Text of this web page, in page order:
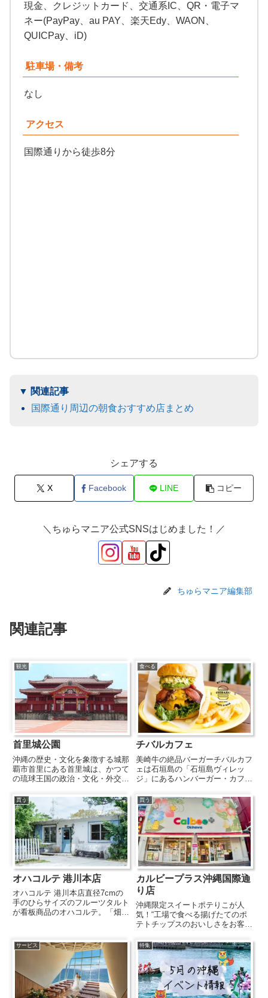
現金、クレジットカード、交通系IC、QR・電子マ
ネー(PayPay、au PAY、楽天Edy、WAON、
QUICPay、iD)
駐車場・備考
なし
アクセス
国際通りから徒歩8分
国際通り周辺の朝食おすすめ店まとめ
シェアする
X Facebook LINE コピー
＼ちゅらマニア公式SNSはじめました！／
ちゅらマニア編集部
関連記事
観光
首里城公園
沖縄の歴史・文化を象徴する城那
覇市首里にある首里城は、かつて
の琉球王国の政治・文化・外交の
きた城。現在は国営沖縄記念公園
の首里城地区(首里城公園)とし
て、その周辺の文化財とともに都
市公園となっています。首里城
公...
食べる
チバルカフェ
美崎牛の絶品バーガーチバルカフ
ェは石垣島の「石垣島ヴィレッ
ジ」にあるハンバーガー・カフェ
牛を使ったボリューム満点のジュ
ーシーなハンバーガーや、石垣産
の素材にこだわったメニューが味
わえます。注文が入ってから作り
始...
買う
オハコルテ 港川本店
オハコルテ 港川本店直径7cmの
手のひらサイズのフルーツタルト
が看板商品のオハコルテ。「畑か
ーに、沖縄県内のフルーツはもち
ろん県外のものまで旬のフルーツ
をタルトにして販売しています...
買う
カルビープラス沖縄国際通
り店
沖縄限定スイートポテりこが人
気！“工場で食べる揚げたてのポ
テトチップスのおいしさをお客様
ートしたカルビープラスが沖縄国
際通りにも出店。カルビーの人気
商品「じゃがりこ」から生まれた
「ポテりこ」の沖縄店限定商品
「ス...
サービス 特集